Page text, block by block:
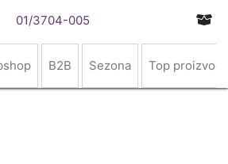
01/3704-005
B2B Sezona Top proizvodi